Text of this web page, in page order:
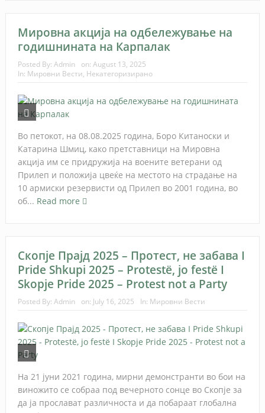
Мировна акција на одбележување на
годишнината на Карпалак
Posted By: Admin on: August 13, 2025
In: Мировни Вести, Некатегоризирано
Во петокот, на 08.08.2025 година, Боро Китаноски и
Катарина Шмиц, како претставници на Мировна
акција им се придружија на воените ветерани од
Прилеп и положија цвеќе на местото на страдање на
10 армиски резервисти од Прилеп во 2001 година, во
об... Read more
Скопје Прајд 2025 – Протест, не забава I
Pride Shkupi 2025 – Protestë, jo festë I
Skopje Pride 2025 – Protest not a Party
Posted By: Admin on: July 16, 2025 In: Мировни Вести
На 21 јуни 2021 година, мирни демонстранти во бои на
виножито се собраа под вечерното сонце во Скопје за
да ја прослават различноста и да побараат глобална